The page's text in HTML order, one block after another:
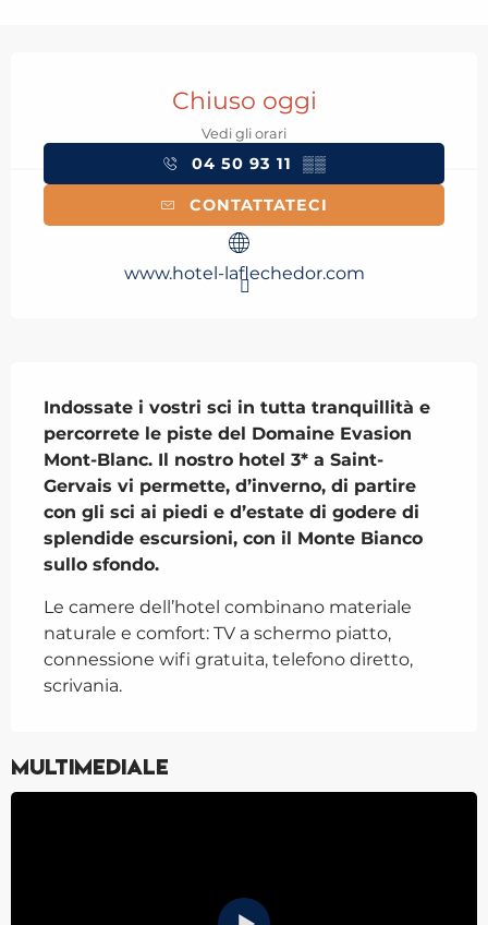
Chiuso oggi
Vedi gli orari
04 50 93 11 ▒▒
CONTATTATECI
www.hotel-laflechedor.com
Indossate i vostri sci in tutta tranquillità e
percorrete le piste del Domaine Evasion
Mont-Blanc. Il nostro hotel 3* a Saint-
Gervais vi permette, d’inverno, di partire
con gli sci ai piedi e d’estate di godere di
splendide escursioni, con il Monte Bianco
sullo sfondo.
Le camere dell’hotel combinano materiale
naturale e comfort: TV a schermo piatto,
connessione wifi gratuita, telefono diretto,
scrivania.
Multimediale